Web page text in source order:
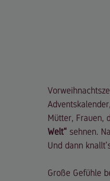
Mütter, Frauen,
Welt“ sehnen.
Und dann
Große Gefühle